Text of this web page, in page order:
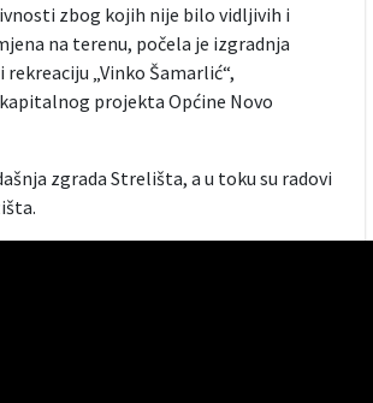
zbog kojih nije bilo vidljivih i
na terenu, počela je izgradnja
„Vinko Šamarlić“,
projekta Općine Novo
zgrada Strelišta, a u toku su radovi